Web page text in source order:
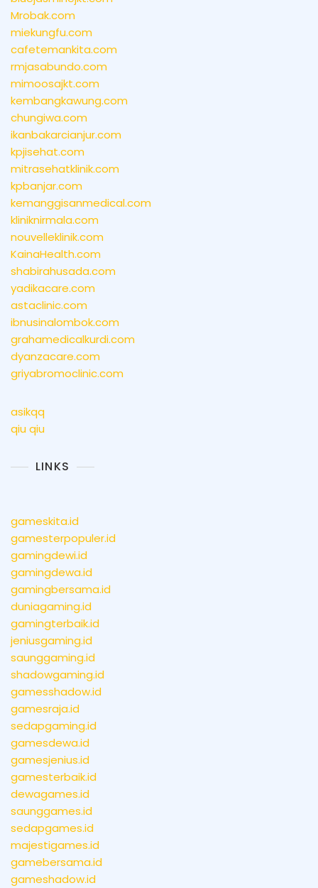
Mrobak.com
miekungfu.com
cafetemankita.com
rmjasabundo.com
mimoosajkt.com
kembangkawung.com
chungiwa.com
ikanbakarcianjur.com
kpjisehat.com
mitrasehatklinik.com
kpbanjar.com
kemanggisanmedical.com
kliniknirmala.com
nouvelleklinik.com
KainaHealth.com
shabirahusada.com
yadikacare.com
astaclinic.com
ibnusinalombok.com
grahamedicalkurdi.com
dyanzacare.com
griyabromoclinic.com
asikqq
qiu qiu
LINKS
gameskita.id
gamesterpopuler.id
gamingdewi.id
gamingdewa.id
gamingbersama.id
duniagaming.id
gamingterbaik.id
jeniusgaming.id
saunggaming.id
shadowgaming.id
gamesshadow.id
gamesraja.id
sedapgaming.id
gamesdewa.id
gamesjenius.id
gamesterbaik.id
dewagames.id
saunggames.id
sedapgames.id
majestigames.id
gamebersama.id
gameshadow.id